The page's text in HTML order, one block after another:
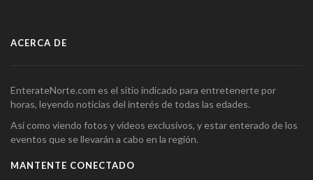
ACERCA DE
EnterateNorte.com es el sitio indicado para entretenerte por
horas, leyendo noticias del interés de todas las edades.
Así como viendo fotos y videos exclusivos, y estar enterado de los
eventos que se llevarán a cabo en la región.
MANTENTE CONECTADO